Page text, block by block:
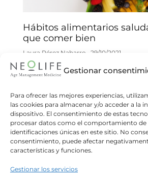
Gestionar
Para ofrecer las mejores experiencias,
las cookies para almacenar y/o acceder a la
dispositivo. El consentimiento de estas
procesar datos como el comportamiento de
identificaciones únicas en este sitio. No
consentimiento, puede afectar
características y funciones.
Gestionar los servicios
Hábitos alimentarios
que comer bien
Laura Pérez Naharro 29/10/2021
¿Determina la alimentación un
que tener hábitos alimentarios
conmemoración del día Mundial
Read more